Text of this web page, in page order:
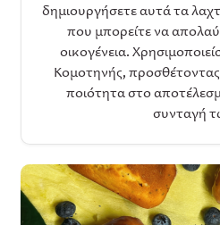
δημιουργήσετε αυτά τα
που μπορείτε να
οικογένεια.
Κομοτηνής,
ποιότητα στο
συνταγή